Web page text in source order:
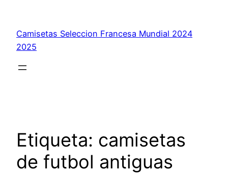
contenido
Camisetas Seleccion Francesa Mundial 2024
2025
Etiqueta: camisetas
de futbol antiguas